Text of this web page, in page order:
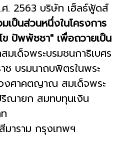
. 2563 บริษัท เฮ็ลธ์ฟู้ดส์
มเป็นส่วนหนึ่งในโครงการ
ข ปัพพัชชา" เพื่อถวายเป็น
มเด็จพระบรมชนกาธิเบศร
ช บรมนาถบพิตรในพระ
งศาคตญาณ สมเด็จพระ
ณายก สมทบทุนเงิน
าราม กรุงเทพฯ